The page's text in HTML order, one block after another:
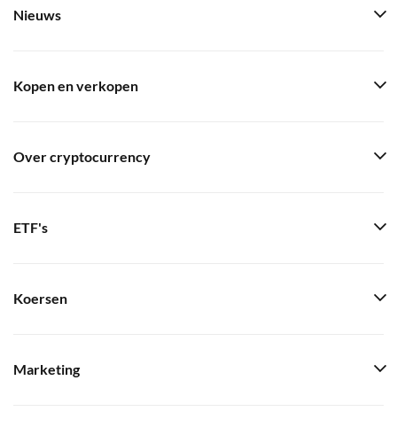
Nieuws
Kopen en verkopen
Over cryptocurrency
ETF's
Koersen
Marketing